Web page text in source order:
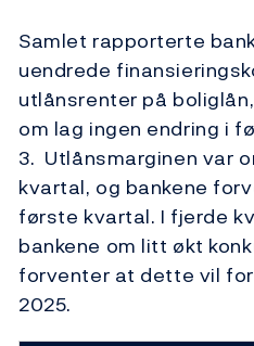
Samlet rapporterte
uendrede
utlånsrenter på
om lag ingen endring i
3. Utlånsmarginen var
kvartal, og bankene
første kvartal. I fjerde
bankene om litt økt
forventer at dette vil
2025.